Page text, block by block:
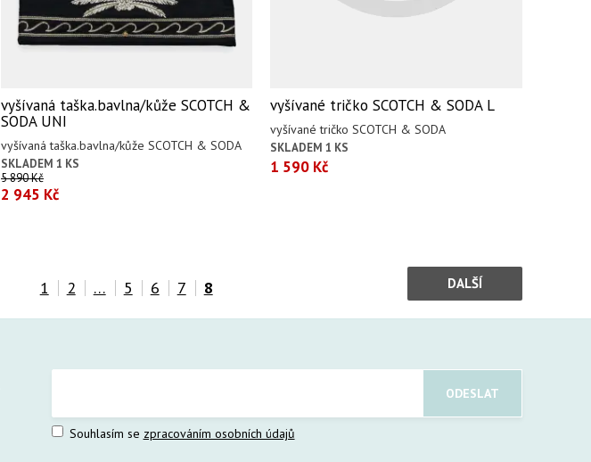
vyšívaná taška.bavlna/kůže SCOTCH &
SODA UNI
vyšívaná taška.bavlna/kůže SCOTCH & SODA
SKLADEM 1 KS
5 890 Kč
2 945 Kč
vyšívané tričko SCOTCH & SODA L
vyšívané tričko SCOTCH & SODA
SKLADEM 1 KS
1 590 Kč
1 2 … 5 6 7 8 DALŠÍ
Souhlasím se zpracováním osobních údajů